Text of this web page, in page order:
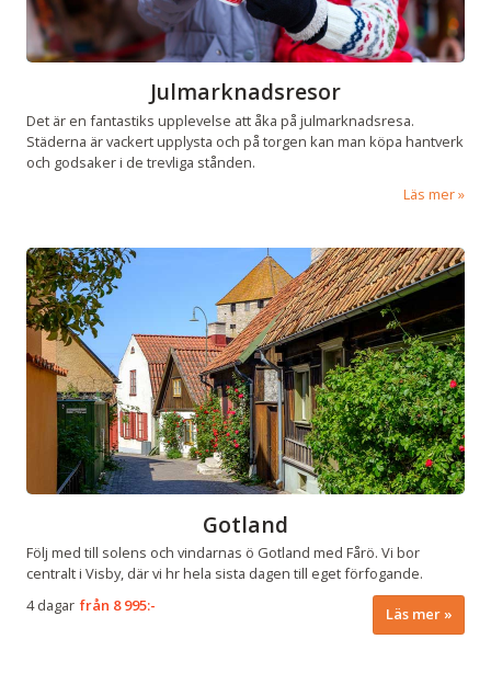
Julmarknadsresor
Det är en fantastiks upplevelse att åka på julmarknadsresa.
Städerna är vackert upplysta och på torgen kan man köpa hantverk
och godsaker i de trevliga stånden.
Läs mer
Gotland
Följ med till solens och vindarnas ö Gotland med Fårö. Vi bor
centralt i Visby, där vi hr hela sista dagen till eget förfogande.
4 dagar från 8 995:- Läs mer